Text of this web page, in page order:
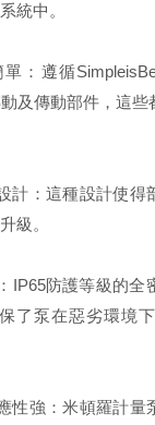
統中。
遵循
及傳動部件，這
：這種設計使得
級。
防護等級的全
了泵在惡劣環境
強：米頓羅計量